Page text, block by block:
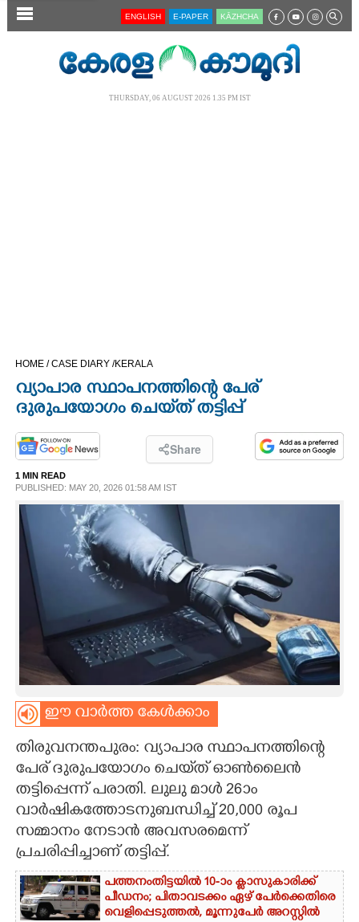
SECTIONS
OPINION
LIFESTYLE
SPIRITUAL
INFO+
ASTRO
CARTOONS
LITERATURE
CONTACT US
ENGLISH E-PAPER KĀZHCHA
THURSDAY, 06 AUGUST 2026 1.35 PM IST
HOME /CASE DIARY /KERALA
വ്യാപാര സ്ഥാപനത്തിന്റെ പേര്
ദുരുപയോഗം ചെയ്‌ത് തട്ടിപ്പ്
Share
1 MIN READ
PUBLISHED: MAY 20, 2026 01:58 AM IST
ഈ വാർത്ത കേൾക്കാം
തിരുവനന്തപുരം: വ്യാപാര സ്ഥാപനത്തിന്റെ
പേര് ദുരുപയോഗം ചെയ്‌ത് ഓൺലൈൻ
തട്ടിപ്പെന്ന് പരാതി. ലുലു മാൾ 26ാം
വാർഷികത്തോടനുബന്ധിച്ച് 20,​000 രൂപ
സമ്മാനം നേടാൻ അവസരമെന്ന്
പ്രചരിപ്പിച്ചാണ് തട്ടിപ്പ്.
പത്തനംതിട്ടയിൽ 10-ാം ക്ലാസുകാരിക്ക്
പീഡനം; പിതാവടക്കം ഏഴ് പേർക്കെതിരെ
വെളിപ്പെടുത്തൽ, മൂന്നുപേർ അറസ്റ്റിൽ